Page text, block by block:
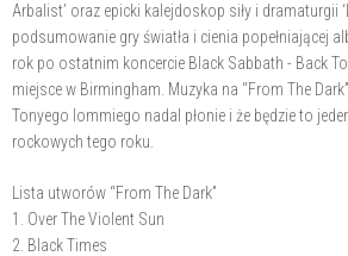
Arbalist’ oraz epicki kalejdoskop siły i dramaturgii
podsumowanie gry światła i cienia popełniającej
rok po ostatnim koncercie Black Sabbath - Back
miejsce w Birmingham. Muzyka na “From The
Tonyego Iommiego nadal płonie i że będzie to
rockowych tego roku.
Lista utworów “From The Dark”
1. Over The Violent Sun
2. Black Times